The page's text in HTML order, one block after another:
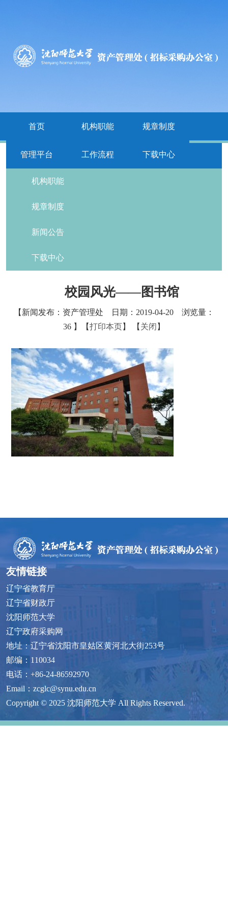
首页 机构职能 规章制度
管理平台 工作流程 下载中心
栏目导航
机构职能
规章制度
新闻公告
下载中心
校园风光——图书馆
【新闻发布：资产管理处 日期：2019-04-20 浏览量：
36 】【打印本页】 【 关闭 】
友情链接
辽宁省教育厅
辽宁省财政厅
沈阳师范大学
辽宁政府采购网
地址：辽宁省沈阳市皇姑区黄河北大街253号
邮编：110034
电话：+86-24-86592970
Email：zcglc@synu.edu.cn
Copyright © 2025 沈阳师范大学 All Rights Reserved.